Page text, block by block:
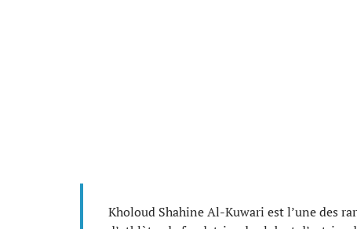
Kholoud Shahine Al-Kuwari est l’une des